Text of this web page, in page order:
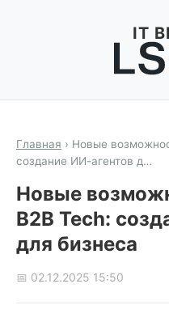
IT
Главная › Новые
создание ИИ-агентов д…
Новые
B2B Tech:
для бизнеса
📅 02.12.2025 15:50